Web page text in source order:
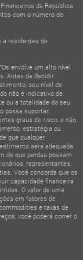
da República
com o número de
a residentes de
envolve um alto nível
Antes de decidir
seu nível de
não é indicativo de
ou a totalidade do seu
possa suportar.
graus de risco, e não
estratégia ou
que qualquer
será adequada
de que perdas possam
representantes,
Você concorda que os
capacidade financeira
O valor de uma
em fatores de
e taxas de
você poderá correr o